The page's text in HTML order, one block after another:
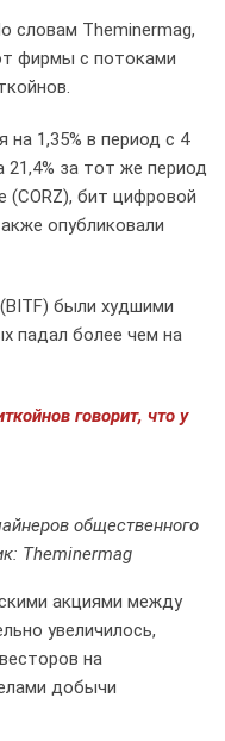
словам Theminermag,
фирмы с потоками
на 1,35% в период с 4
за тот же период
(CORZ), бит цифровой
опубликовали
были худшими
падал более чем на
говорит, что у
общественного
Theminermag
акциями между
увеличилось,
на
добычи